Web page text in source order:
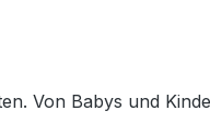
Von Babys und